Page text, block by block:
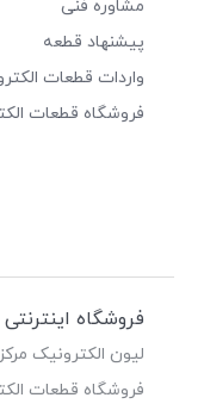
مشاوره فنی
پیشنهاد قطعه
واردات قطعات
فروشگاه قطعات
فروشگاه
لیون الکترونیک
فروشگاه قطعات